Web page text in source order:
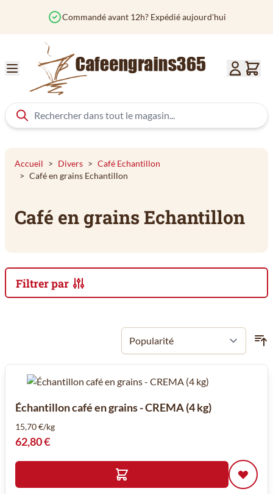
Commandé avant 12h? Expédié aujourd'hui
Accueil > Divers > Café Echantillon
> Café en grains Echantillon
Café en grains Echantillon
Filtrer par
Échantillon café en grains - CREMA (4 kg)
15,70 €/kg
62,80 €